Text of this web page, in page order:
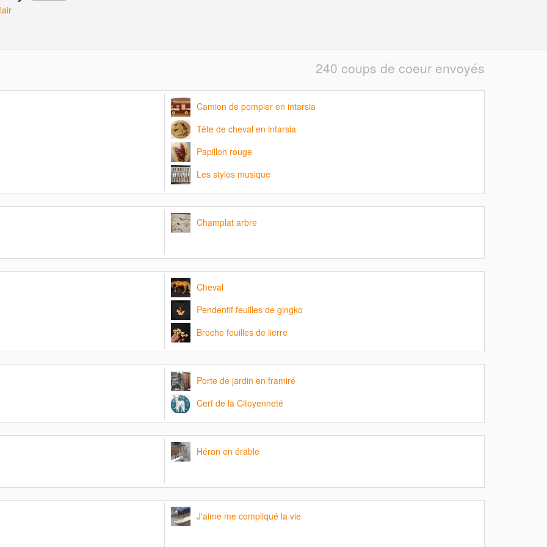
240 coups de coeur envoyés
Camion de pompier en intarsia
Tête de cheval en intarsia
Papillon rouge
Les stylos musique
Champlat arbre
Cheval
Pendentif feuilles de gingko
Broche feuilles de lierre
Porte de jardin en framiré
Cerf de la Citoyenneté
Héron en érable
J'aime me compliqué la vie